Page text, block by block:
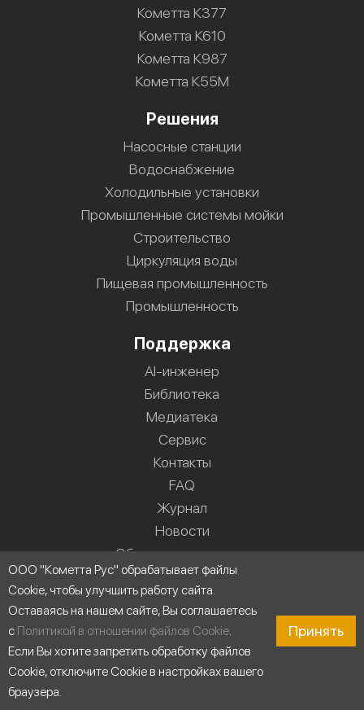
Кометта К377
Кометта К610
Кометта К987
Кометта К55М
Решения
Насосные станции
Водоснабжение
Холодильные установки
Промышленные системы мойки
Строительство
Циркуляция воды
Пищевая промышленность
Промышленность
Поддержка
AI-инженер
Библиотека
Медиатека
Сервис
Контакты
FAQ
Журнал
Новости
Область применения
ООО "Кометта Рус" обрабатывает файлы
Cookie, чтобы улучшить работу сайта.
Оставаясь на нашем сайте, Вы соглашаетесь
с Политикой в отношении файлов Cookie.
Если Вы хотите запретить обработку файлов
Cookie, отключите Cookie в настройках вашего
браузера.
Принять